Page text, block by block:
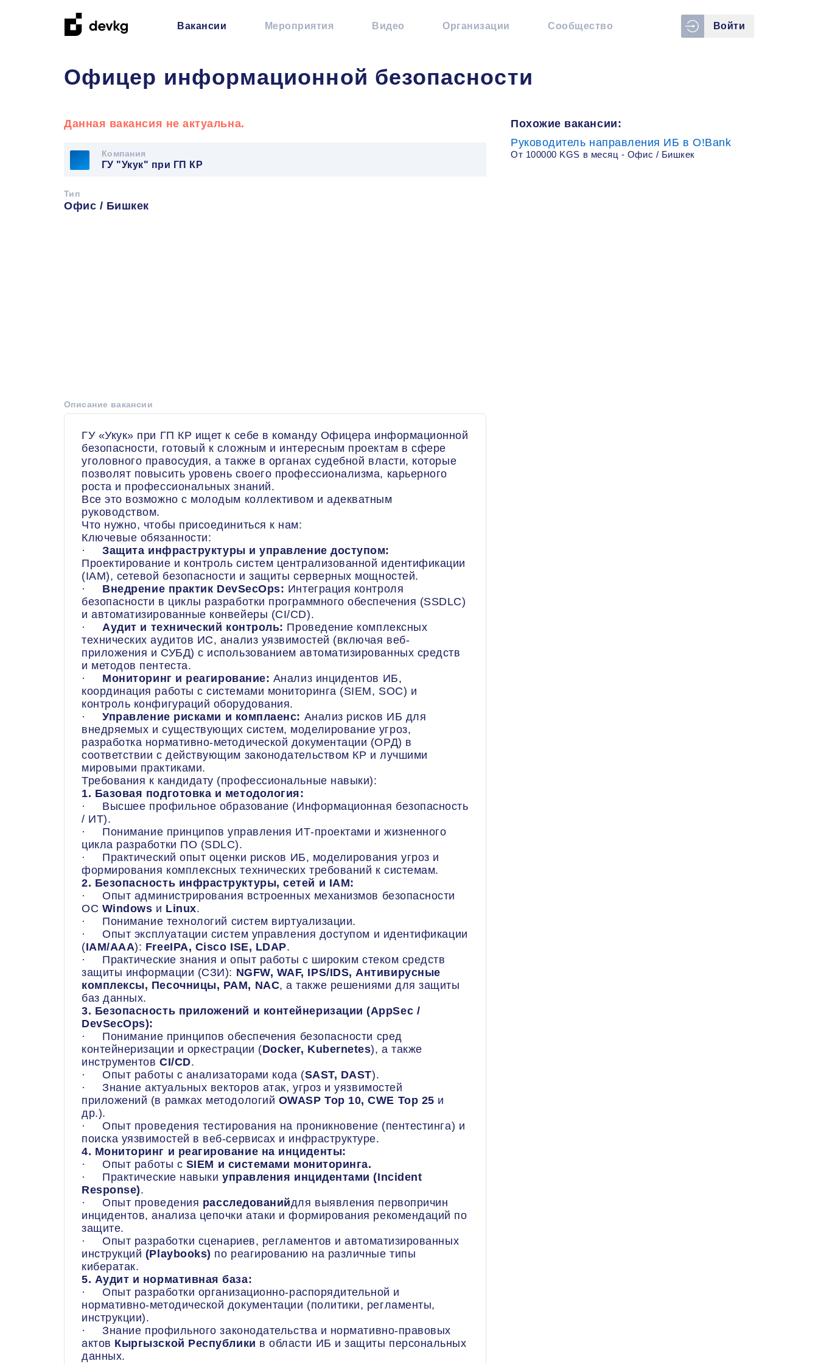
Вакансии Мероприятия Видео Организации Сообщество Войти
Офицер информационной безопасности
Данная вакансия не актуальна.
Компания
ГУ "Укук" при ГП КР
Тип
Офис / Бишкек
Описание вакансии
ГУ «Укук» при ГП КР ищет к себе в команду Офицера информационной
безопасности, готовый к сложным и интересным проектам в сфере
уголовного правосудия, а также в органах судебной власти, которые
позволят повысить уровень своего профессионализма, карьерного
роста и профессиональных знаний.
Все это возможно с молодым коллективом и адекватным
руководством.
Что нужно, чтобы присоединиться к нам:
Ключевые обязанности:
·Защита инфраструктуры и управление доступом:
Проектирование и контроль систем централизованной идентификации
(IAM), сетевой безопасности и защиты серверных мощностей.
· Внедрение практик DevSecOps: Интеграция контроля
безопасности в циклы разработки программного обеспечения (SSDLC)
и автоматизированные конвейеры (CI/CD).
·Аудит и технический контроль: Проведение комплексных
технических аудитов ИС, анализ уязвимостей (включая веб-
приложения и СУБД) с использованием автоматизированных средств
и методов пентеста.
· Мониторинг и реагирование: Анализ инцидентов ИБ,
координация работы с системами мониторинга (SIEM, SOC) и
контроль конфигураций оборудования.
·Управление рисками и комплаенс: Анализ рисков ИБ для
внедряемых и существующих систем, моделирование угроз,
разработка нормативно-методической документации (ОРД) в
соответствии с действующим законодательством КР и лучшими
мировыми практиками.
Требования к кандидату (профессиональные навыки):
1. Базовая подготовка и методология:
· Высшее профильное образование (Информационная безопасность
/ ИТ).
· Понимание принципов управления ИТ-проектами и жизненного
цикла разработки ПО (SDLC).
· Практический опыт оценки рисков ИБ, моделирования угроз и
формирования комплексных технических требований к системам.
2. Безопасность инфраструктуры, сетей и IAM:
· Опыт администрирования встроенных механизмов безопасности
ОС Windows и Linux.
· Понимание технологий систем виртуализации.
· Опыт эксплуатации систем управления доступом и идентификации
(IAM/AAA): FreeIPA, Cisco ISE, LDAP.
· Практические знания и опыт работы с широким стеком средств
защиты информации (СЗИ): NGFW, WAF, IPS/IDS, Антивирусные
комплексы, Песочницы, PAM, NAC, а также решениями для защиты
баз данных.
3. Безопасность приложений и контейнеризации (AppSec /
DevSecOps):
· Понимание принципов обеспечения безопасности сред
контейнеризации и оркестрации (Docker, Kubernetes), а также
инструментовCI/CD.
· Опыт работы с анализаторами кода (SAST, DAST).
· Знание актуальных векторов атак, угроз и уязвимостей
приложений (в рамках методологий OWASP Top 10, CWE Top 25 и
др.).
· Опыт проведения тестирования на проникновение (пентестинга) и
поиска уязвимостей в веб-сервисах и инфраструктуре.
4. Мониторинг и реагирование на инциденты:
· Опыт работы с SIEM и системами мониторинга.
· Практические навыкиуправления инцидентами (Incident
Response).
· Опыт проведения расследованийдля выявления первопричин
инцидентов, анализа цепочки атаки и формирования рекомендаций по
защите.
· Опыт разработки сценариев, регламентов и автоматизированных
инструкций (Playbooks) по реагированию на различные типы
кибератак.
5. Аудит и нормативная база:
· Опыт разработки организационно-распорядительной и
нормативно-методической документации (политики, регламенты,
инструкции).
· Знание профильного законодательства и нормативно-правовых
актов Кыргызской Республики в области ИБ и защиты персональных
данных.
Похожие вакансии:
Руководитель направления ИБ в O!Bank
От 100000 KGS в месяц - Офис / Бишкек